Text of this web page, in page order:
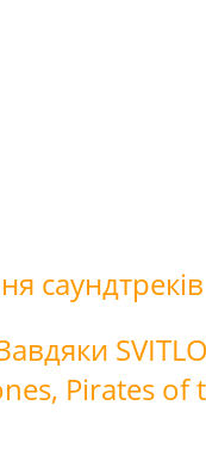
саундтреків
Pirates